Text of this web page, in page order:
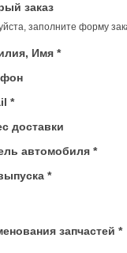
заказ
заполните форму
Имя *
*
доставки
автомобиля *
*
запчастей *